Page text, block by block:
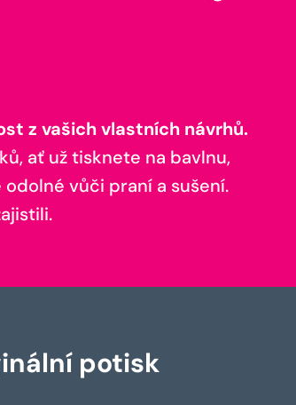
z vašich vlastních návrhů.
ať už tisknete na bavlnu,
vůči praní a sušení.
potisk